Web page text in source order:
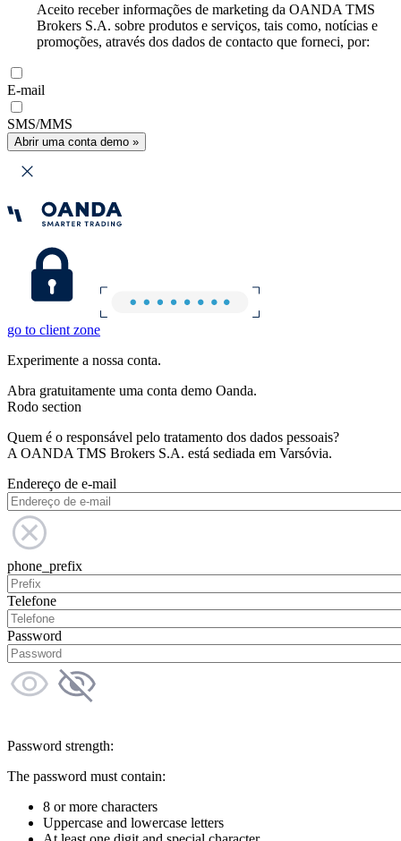
Aceito receber informações de marketing da OANDA TMS
Brokers S.A. sobre produtos e serviços, tais como, notícias e
promoções, através dos dados de contacto que forneci, por:
E-mail
SMS/MMS
Abrir uma conta demo »
go to client zone
Experimente a nossa conta.
Abra gratuitamente uma conta demo Oanda.
Rodo section
Quem é o responsável pelo tratamento dos dados pessoais?
A OANDA TMS Brokers S.A. está sediada em Varsóvia.
Endereço de e-mail
phone_prefix
Telefone
Password
Password strength:
The password must contain:
8 or more characters
Uppercase and lowercase letters